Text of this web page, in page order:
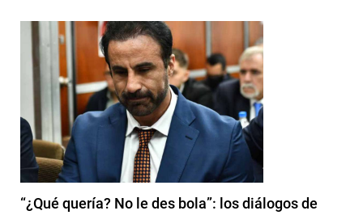
“¿Qué quería? No le des bola”: los diálogos de